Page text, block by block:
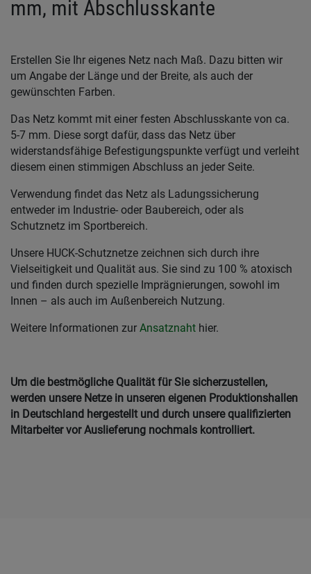
mm, mit Abschlusskante
Erstellen Sie Ihr eigenes Netz nach Maß. Dazu bitten wir
um Angabe der Länge und der Breite, als auch der
gewünschten Farben.
Das Netz kommt mit einer festen Abschlusskante von ca.
5-7 mm. Diese sorgt dafür, dass das Netz über
widerstandsfähige Befestigungspunkte verfügt und verleiht
diesem einen stimmigen Abschluss an jeder Seite.
Verwendung findet das Netz als Ladungssicherung
entweder im Industrie- oder Baubereich, oder als
Schutznetz im Sportbereich.
Unsere HUCK-Schutznetze zeichnen sich durch ihre
Vielseitigkeit und Qualität aus. Sie sind zu 100 % atoxisch
und finden durch spezielle Imprägnierungen, sowohl im
Innen – als auch im Außenbereich Nutzung.
Weitere Informationen zur Ansatznaht hier.
Um die bestmögliche Qualität für Sie sicherzustellen,
werden unsere Netze in unseren eigenen Produktionshallen
in Deutschland hergestellt und durch unsere qualifizierten
Mitarbeiter vor Auslieferung nochmals kontrolliert.